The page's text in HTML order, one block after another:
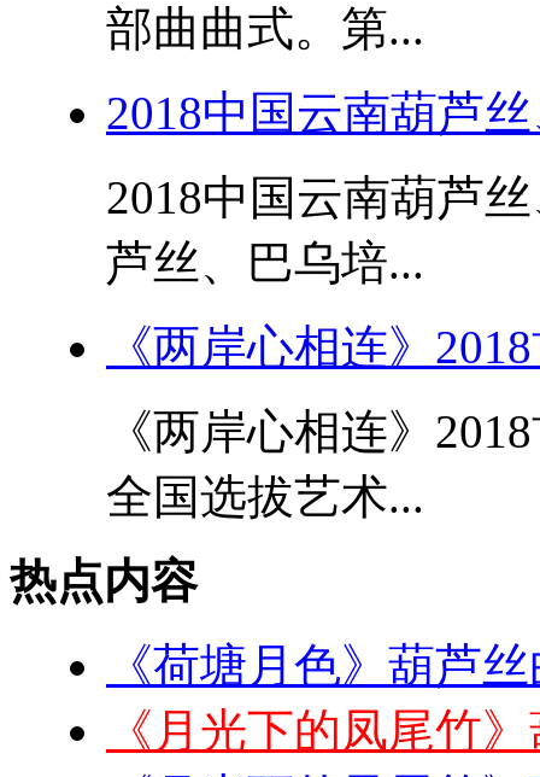
部曲曲式。第...
2018中国云南葫芦
2018中国云南葫芦
芦丝、巴乌培...
《两岸心相连》
《两岸心相连》
全国选拔艺术...
热点内容
《荷塘月色》葫芦
《月光下的凤尾竹